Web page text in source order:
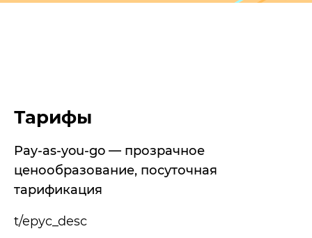
Тарифы
Pay-as-you-go — прозрачное
ценообразование, посуточная
тарификация
t/epyc_desc